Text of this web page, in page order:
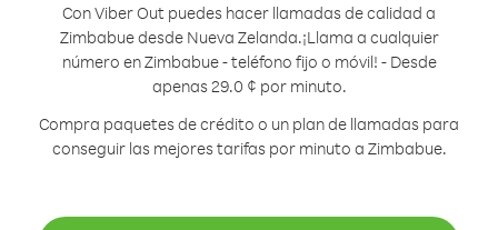
Con Viber Out puedes hacer llamadas de calidad a
Zimbabue desde Nueva Zelanda.¡Llama a cualquier
número en Zimbabue - teléfono fijo o móvil! - Desde
apenas 29.0 ¢ por minuto.
Compra paquetes de crédito o un plan de llamadas para
conseguir las mejores tarifas por minuto a Zimbabue.